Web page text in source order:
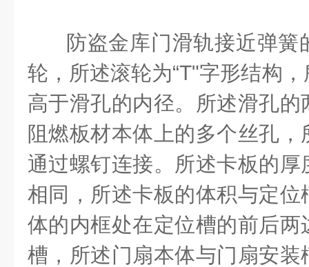
防盗金库门滑轨接近弹簧
轮，所述滚轮为“T"字形结构
高于滑孔的内径。所述滑孔
阻燃板材本体上的多个丝孔
通过螺钉连接。所述卡板的
相同，所述卡板的体积与定
体的内框处在定位槽的前后
槽，所述门扇本体与门扇安